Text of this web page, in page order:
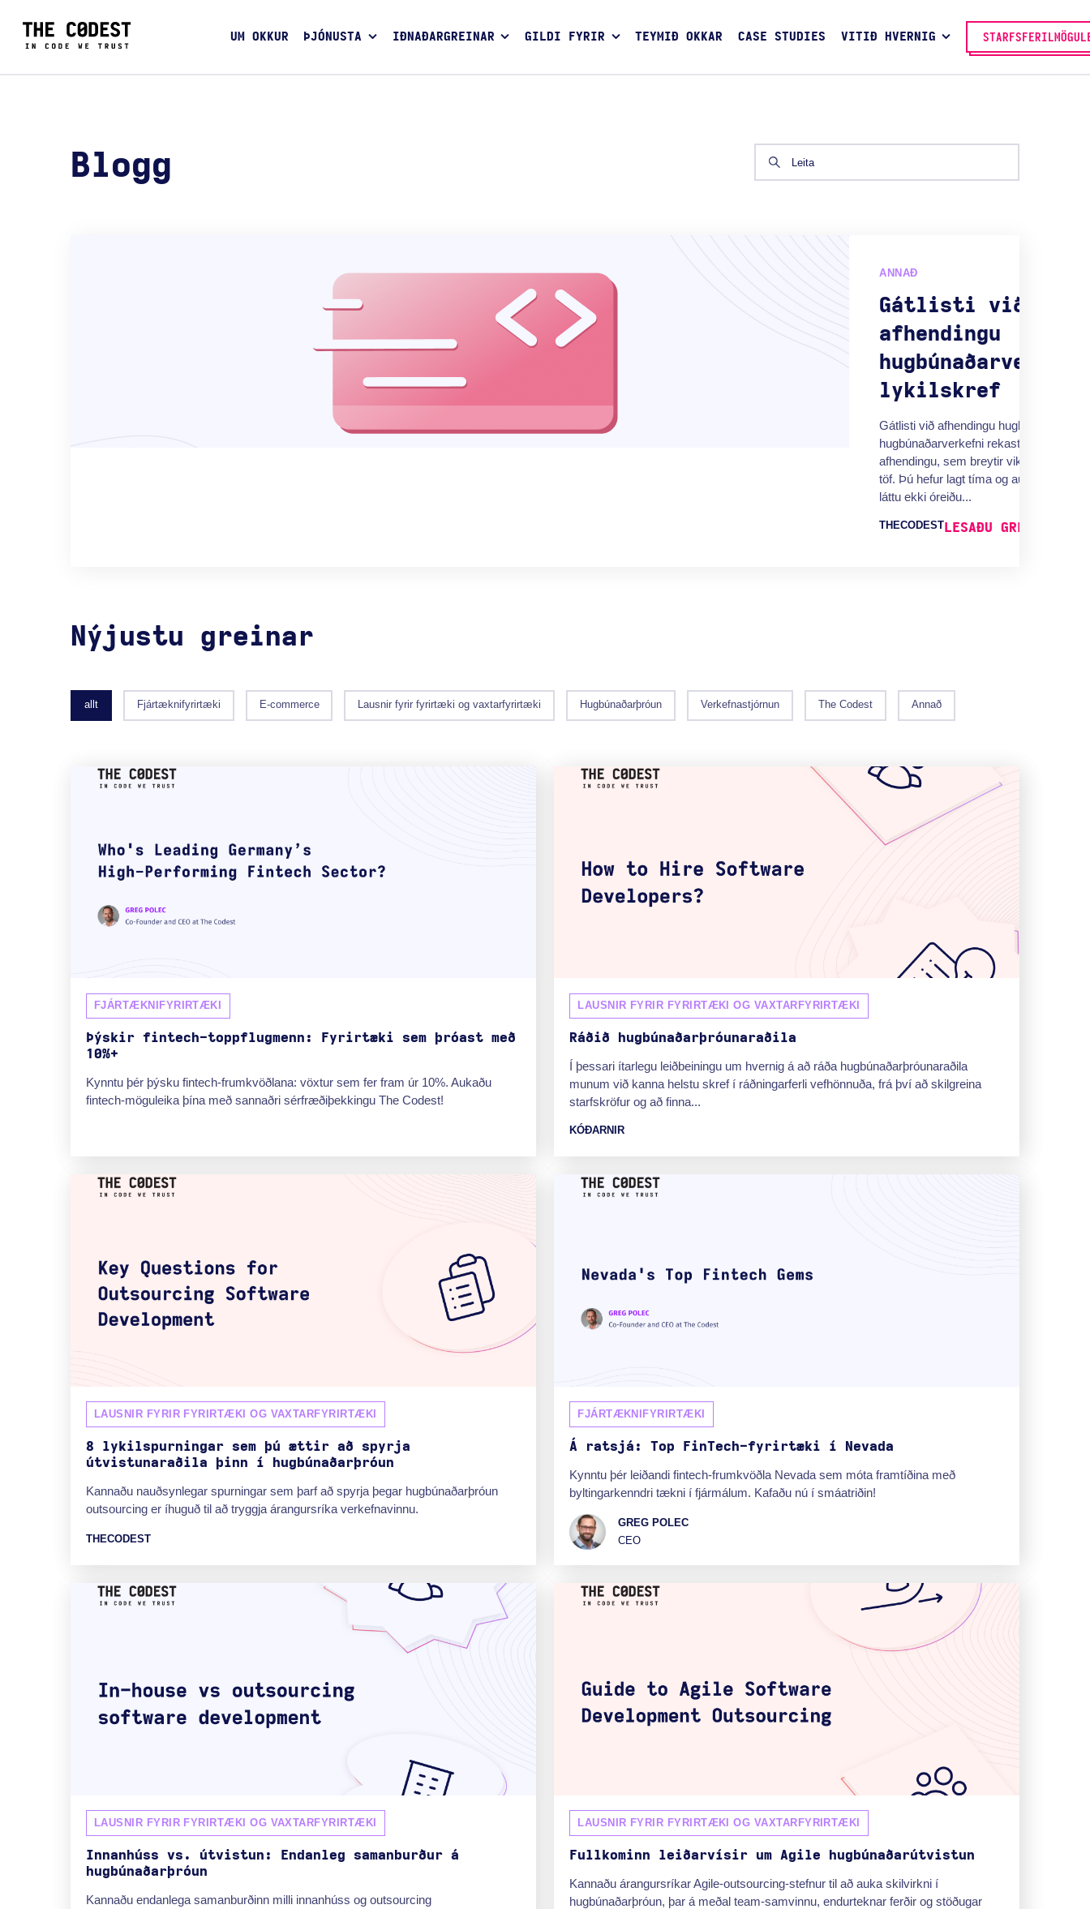
UM OKKUR ÞJÓNUSTA IÐNAÐARGREINAR GILDI FYRIR TEYMIÐ OKKAR CASE STUDIES VITIÐ HVERNIG
Blogg
ANNAÐ
Gátlisti við
afhendingu
lykilskref
Gátlisti við afhendingu
hugbúnaðarverkefni rekast á hindranir
afhendingu, sem breytir vikum vinnu í
töf. Þú hefur lagt tíma og auðlindir í
láttu ekki óreiðu...
THECODEST LESAÐU GREININA Í
Nýjustu greinar
allt Fjártæknifyrirtæki E-commerce Lausnir fyrir fyrirtæki og vaxtarfyrirtæki Hugbúnaðarþróun Verkefnastjórnun The Codest Annað
FJÁRTÆKNIFYRIRTÆKI
Þýskir fintech-toppflugmenn: Fyrirtæki sem þróast með
10%+
Kynntu þér þýsku fintech-frumkvöðlana: vöxtur sem fer fram úr 10%. Aukaðu
fintech-möguleika þína með sannaðri sérfræðiþekkingu The Codest!
LAUSNIR FYRIR FYRIRTÆKI OG VAXTARFYRIRTÆKI
Ráðið hugbúnaðarþróunaraðila
Í þessari ítarlegu leiðbeiningu um hvernig á að ráða hugbúnaðarþróunaraðila
munum við kanna helstu skref í ráðningarferli vefhönnuða, frá því að skilgreina
starfskröfur og að finna...
KÓÐARNIR
LAUSNIR FYRIR FYRIRTÆKI OG VAXTARFYRIRTÆKI
8 lykilspurningar sem þú ættir að spyrja
útvistunaraðila þinn í hugbúnaðarþróun
Kannaðu nauðsynlegar spurningar sem þarf að spyrja þegar hugbúnaðarþróun
outsourcing er íhuguð til að tryggja árangursríka verkefnavinnu.
THECODEST
FJÁRTÆKNIFYRIRTÆKI
Á ratsjá: Top FinTech-fyrirtæki í Nevada
Kynntu þér leiðandi fintech-frumkvöðla Nevada sem móta framtíðina með
byltingarkenndri tækni í fjármálum. Kafaðu nú í smáatriðin!
GREG POLEC
CEO
LAUSNIR FYRIR FYRIRTÆKI OG VAXTARFYRIRTÆKI
Innanhúss vs. útvistun: Endanleg samanburður á
hugbúnaðarþróun
Kannaðu endanlega samanburðinn milli innanhúss og outsourcing
LAUSNIR FYRIR FYRIRTÆKI OG VAXTARFYRIRTÆKI
Fullkominn leiðarvísir um Agile hugbúnaðarútvistun
Kannaðu árangursríkar Agile-outsourcing-stefnur til að auka skilvirkni í
hugbúnaðarþróun, þar á meðal team-samvinnu, endurteknar ferðir og stöðugar